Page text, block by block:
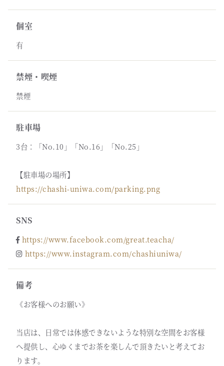
個室
有
禁煙・喫煙
禁煙
駐車場
3台：「No.10」「No.16」「No.25」
【駐車場の場所】
https://chashi-uniwa.com/parking.png
SNS
https://www.facebook.com/great.teacha/
https://www.instagram.com/chashiuniwa/
備考
《お客様へのお願い》
当店は、日常では体感できないような特別な空間をお客様
へ提供し、心ゆくまでお茶を楽しんで頂きたいと考えてお
ります。